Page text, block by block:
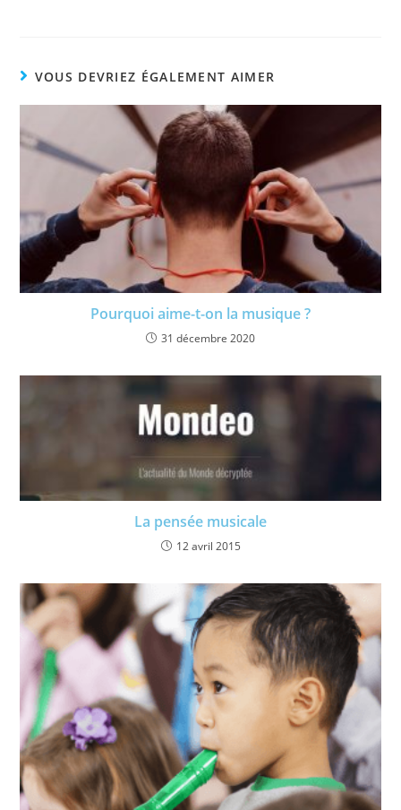
VOUS DEVRIEZ ÉGALEMENT AIMER
Pourquoi aime-t-on la musique ?
31 décembre 2020
La pensée musicale
12 avril 2015